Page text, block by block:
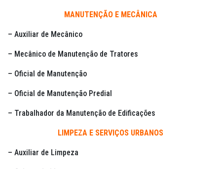
MANUTENÇÃO E MECÂNICA
– Auxiliar de Mecânico
– Mecânico de Manutenção de Tratores
– Oficial de Manutenção
– Oficial de Manutenção Predial
– Trabalhador da Manutenção de Edificações
LIMPEZA E SERVIÇOS URBANOS
– Auxiliar de Limpeza